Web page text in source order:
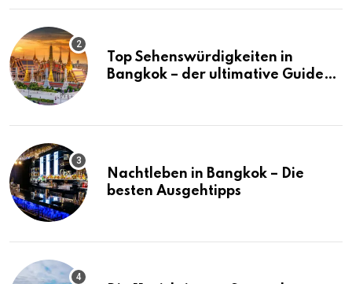
Top Sehenswürdigkeiten in
Bangkok – der ultimative Guide
Nachtleben in Bangkok – Die
besten Ausgehtipps